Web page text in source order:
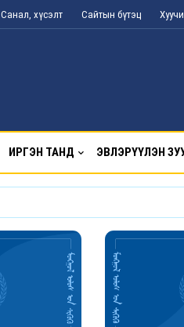
Санал, хүсэлт Сайтын бүтэц
ИРГЭН ТАНД ЭВЛЭРҮҮЛЭН